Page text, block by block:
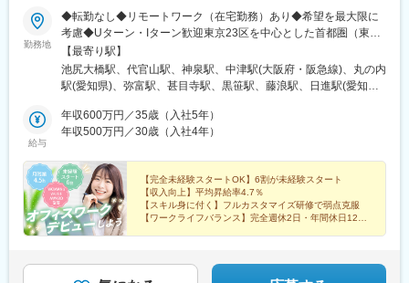
勤務地
◆転勤なし◆リモートワーク（在宅勤務）あり◆希望を最大限に
考慮◆Uターン・Iターン歓迎東京23区を中心とした首都圏（東
京・神奈川・千葉・埼玉など）の各プロジェクト先◎未経験の方
は東京本社での研修あり＜プロジェクト先＞■東京23区内千代
田・中央・港・新宿・文京・台東・墨田・江東・品川・目黒・大
足立・葛飾・江戸川 等■神奈川横浜・川崎・相模原・横須賀・平
塚・茅ヶ崎・大和・厚木 等■千葉舞浜 等■埼玉さいたま市・和
東京都渋谷区代官山町20-23 フォレストゲート代官山3F▼渋谷オ
フィス東京都渋谷区道玄坂1-19-2 スプラインビル8F└1階のエイ
ベックスグループが目印▼大阪オフィス大阪府大阪市北区大深町
3-40 グランフロント大阪26F▼名古屋オフィス愛知県名古屋市中
区錦2-7-7 プラウドタワー23F※千葉・滋賀にサテライトオフィ
ト先による
【最寄り駅】
池尻大橋駅、代官山駅、神泉駅、中津駅(大阪府・阪急線)、丸の内
駅(愛知県)、弥富駅、甚目寺駅、黒笹駅、藤浪駅、日進駅(愛知
富吉駅、幸田駅、蒲郡駅、野田新町駅、岩倉駅(愛知県)、犬山駅、
江南駅(愛知県)、三河高浜駅、春日井駅(中央本線)、小牧駅、常滑
駅、柏森駅、扶桑駅、新舞子駅、知立駅、杁ケ池公園駅、津島
駅、三河田原駅、太田川駅、赤池駅(愛知県)、半田駅、尾張旭駅、
碧南中央駅、豊橋駅、豊川駅、新豊田駅、前後駅、中部天竜駅、
西春駅、金城ふ頭駅、小幡駅、八事駅、桜山駅、上小田井駅、今
池駅(愛知県)、鶴舞駅、高畑駅、国際センター駅、平針駅、ナゴヤ
県)、徳重駅、岡山駅前駅、あおば通駅、京都駅、熊本駅、広島
給与
年収600万円／35歳（入社5年）
年収500万円／30歳（入社4年）
【完全未経験スタートOK】6割が未経験スタート
【収入向上】平均昇給率4.7％
【スキル身に付く】フルカスタマイズ研修で弱点克服
【ワークライフバランス】完全週休2日・年間休日120